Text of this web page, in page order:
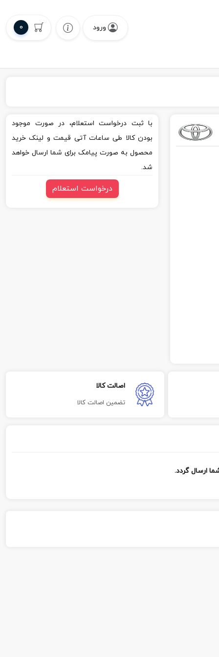
ورود 0
با ثبت درخواست استعلام، در صورت موجود
بودن کالا طی ساعات آتی قیمت و لینک خرید
محصول به صورت پیامک برای شما ارسال خواهد
شد.
درخواست استعلام
اصالت کالا
تضمین اصالت کالا
ارسال گردد.